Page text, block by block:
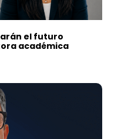
el futuro
académica